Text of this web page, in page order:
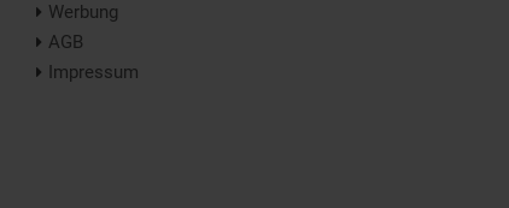
Werbung
AGB
Impressum